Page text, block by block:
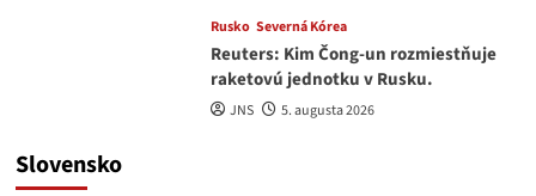
Rusko Severná Kórea
Reuters: Kim Čong-un rozmiestňuje
raketovú jednotku v Rusku.
JNS 5. augusta 2026
Slovensko